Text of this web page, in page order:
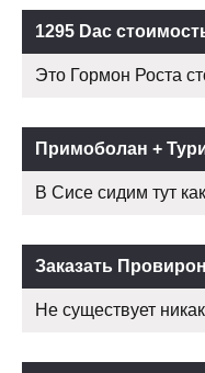
1295 Dac
Это Гормон Роста
Примоболан +
В Сисе сидим тут
Заказать
Не существует